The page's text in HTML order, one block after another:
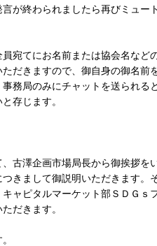
が終わられましたら再びミュート
宛てにお名前または協会名など
だきますので、御自身の御名前
務局のみにチャットを送られると
存じます。
古澤企画市場局長から御挨拶を
きまして御説明いただきます。
ャピタルマーケット部ＳＤＧｓ
だきます。